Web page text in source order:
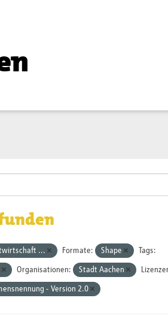
... Formate: Shape Tags:
Organisationen: Stadt Aachen
- Version 2.0